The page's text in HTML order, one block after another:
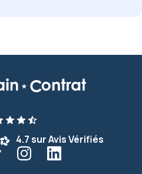
4.7 sur Avis Vérifiés